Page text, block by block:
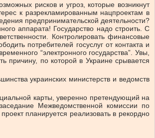
рисков и угроз, которые возникнут
к разрекламированным нацпроектам в
предпринимательской деятельности?
аппарата! Государство надо строить. С
Контролировать финансовые
потребителей госуслуг от контакта и
“электронного государства”. Увы,
причину, по которой в Украине срывается
украинских министерств и ведомств
карты, уверенно претендующий на
Межведомственной комиссии по
планируется реализовать в рекордно